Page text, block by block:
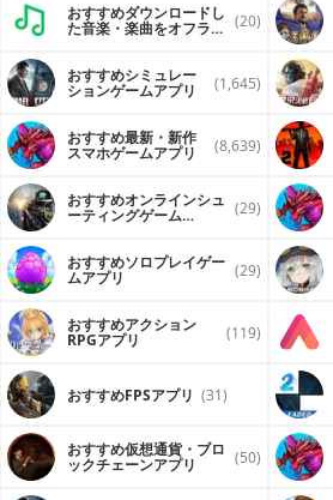
おすすめダウンロードし
た音楽・楽曲をオフライ (20)
おすすめシミュレー
ションゲームアプリ (1,645)
おすすめ最新・新作
スマホゲームアプリ (8,639)
おすすめオンラインシュ
ーティングゲーム (29)
おすすめソロプレイゲー
ムアプリ (29)
おすすめアクション
RPGアプリ (119)
おすすめFPSアプリ (31)
おすすめ仮想通貨・ブロ
ックチェーンアプリ (50)